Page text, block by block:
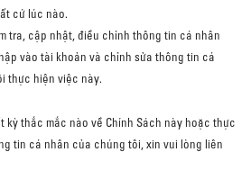
cứ lúc nào.
tra, cập nhật, điều chỉnh thông tin cá nhân
vào tài khoản và chỉnh sửa thông tin cá
thực hiện việc này.
kỳ thắc mắc nào về Chính Sách này hoặc thực
tin cá nhân của chúng tôi, xin vui lòng liên